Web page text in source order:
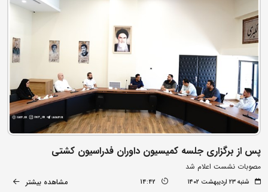
پس از برگزاری جلسه کمیسیون داوران فدراسیون کشتی
مصوبات نشست اعلام شد
شنبه ۲۳ اردیبهشت ۱۴۰۲ 14:42 مشاهده بیشتر